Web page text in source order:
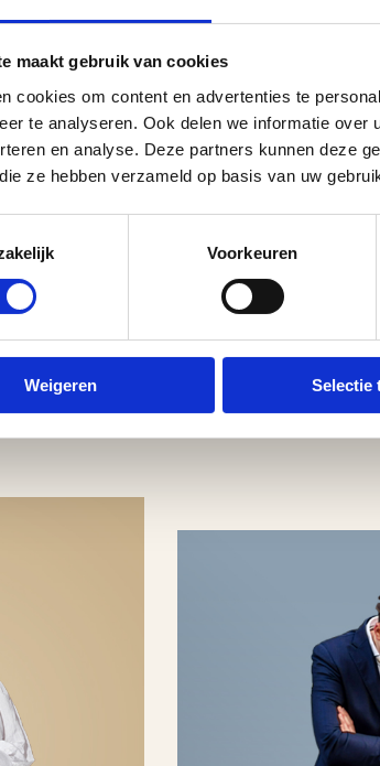
maakt gebruik van cookies
cookies om content en advertenties te
te analyseren. Ook delen we informatie
en analyse. Deze partners kunnen deze
ze hebben verzameld op basis van uw
Voorkeuren
Weigeren Selectie